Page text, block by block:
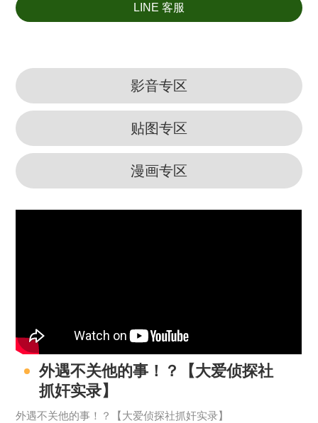
LINE 客服
影音专区
贴图专区
漫画专区
外遇不关他的事！？【大爱侦探社
抓奸实录】
外遇不关他的事！？【大爱侦探社抓奸实录】